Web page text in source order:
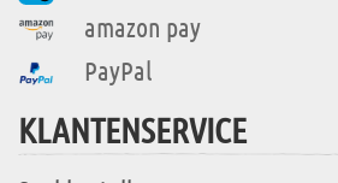
amazon pay
PayPal
KLANTENSERVICE